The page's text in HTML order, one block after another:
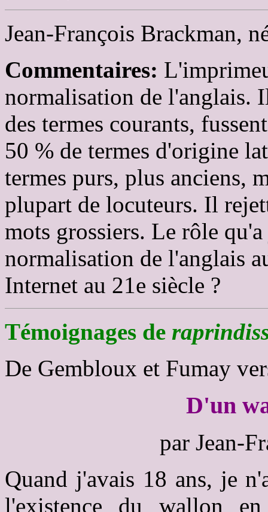
Jean-François Brackman,
Commentaires:
normalisation de
des termes courants,
50 % de termes d'origine
termes purs, plus anciens,
plupart de locuteurs. Il
mots grossiers. Le rôle
normalisation de l'anglais
Internet au 21e siècle ?
Témoignages de
De Gembloux et Fumay
D'un
par Jean-
Quand j'avais 18 ans, je
l'existence du wallon